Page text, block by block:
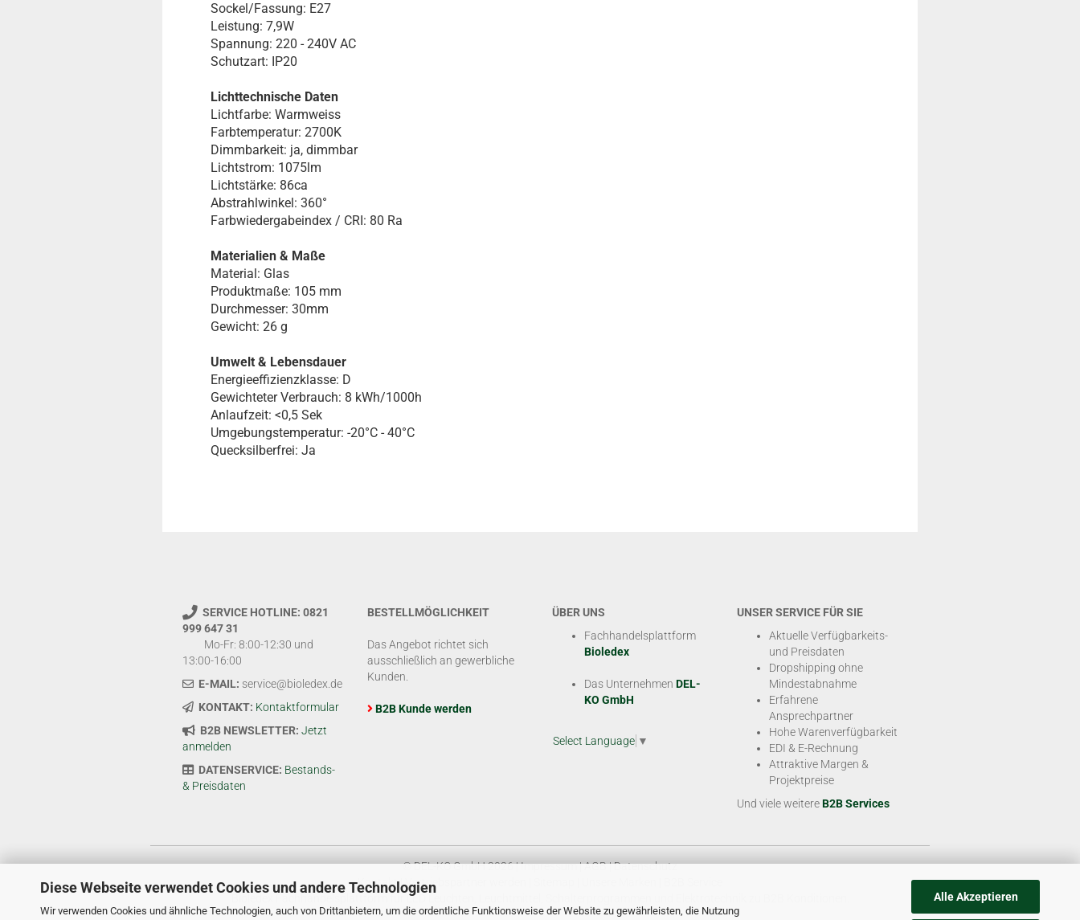
Diese Webseite verwendet Cookies und andere Technologien
Wir verwenden Cookies und ähnliche Technologien, auch von Drittanbietern, um die ordentliche Funktionsweise der Website zu gewährleisten, die Nutzung
Alle Akzeptieren
Sockel/Fassung: E27
Leistung: 7,9W
Spannung: 220 - 240V AC
Schutzart: IP20
Lichttechnische Daten
Lichtfarbe: Warmweiss
Farbtemperatur: 2700K
Dimmbarkeit: ja, dimmbar
Lichtstrom: 1075lm
Lichtstärke: 86ca
Abstrahlwinkel: 360°
Farbwiedergabeindex / CRI: 80 Ra
Materialien & Maße
Material: Glas
Produktmaße: 105 mm
Durchmesser: 30mm
Gewicht: 26 g
Umwelt & Lebensdauer
Energieeffizienzklasse: D
Gewichteter Verbrauch: 8 kWh/1000h
Anlaufzeit: <0,5 Sek
Umgebungstemperatur: -20°C - 40°C
Quecksilberfrei: Ja
SERVICE HOTLINE: 0821
999 647 31
Mo-Fr: 8:00-12:30 und
13:00-16:00
E-MAIL: service@bioledex.de
KONTAKT: Kontaktformular
B2B NEWSLETTER: Jetzt
anmelden
DATENSERVICE: Bestands-
& Preisdaten
BESTELLMÖGLICHKEIT
Das Angebot richtet sich
ausschließlich an gewerbliche
Kunden.
B2B Kunde werden
ÜBER UNS
Fachhandelsplattform
Bioledex
Das Unternehmen DEL-
KO GmbH
Select Language ▼
UNSER SERVICE FÜR SIE
Aktuelle Verfügbarkeits-
und Preisdaten
Dropshipping ohne
Mindestabnahme
Erfahrene
Ansprechpartner
Hohe Warenverfügbarkeit
EDI & E-Rechnung
Attraktive Margen &
Projektpreise
Und viele weitereB2B Services
© DEL-KO GmbH 2026 |Impressum|AGB|Datenschutz
Kontakt|Vertriebspartner werden
Bioledex Fachhandelsplattform für LED Leuchten, Leuchtmittel, Schalterprogrammen und Elektrotechnik zu B2B Konditionen.